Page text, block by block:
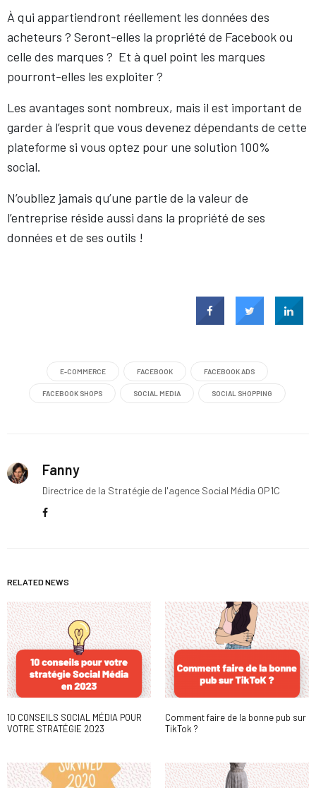
À qui appartiendront réellement les données des
acheteurs ? Seront-elles la propriété de Facebook ou
celle des marques ? Et à quel point les marques
pourront-elles les exploiter ?
Les avantages sont nombreux, mais il est important de
garder à l’esprit que vous devenez dépendants de cette
plateforme si vous optez pour une solution 100%
social.
N’oubliez jamais qu’une partie de la valeur de
l’entreprise réside aussi dans la propriété de ses
données et de ses outils !
E-COMMERCE FACEBOOK FACEBOOK ADS
FACEBOOK SHOPS SOCIAL MEDIA SOCIAL SHOPPING
Fanny
Directrice de la Stratégie de l'agence Social Média OP1C
RELATED NEWS
10 CONSEILS SOCIAL MÉDIA POUR
VOTRE STRATÉGIE 2023
Comment faire de la bonne pub sur
TikTok ?